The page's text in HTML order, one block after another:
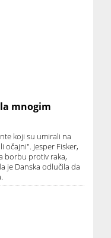
mnogim
koji su umirali na
očajni". Jesper Fisker,
borbu protiv raka,
je Danska odlučila da